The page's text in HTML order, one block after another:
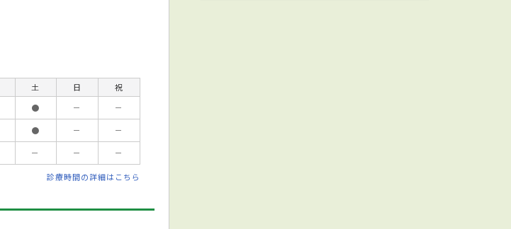
土 日
祝
● －
－
● －
－
－ － －
診療時間の詳細はこちら